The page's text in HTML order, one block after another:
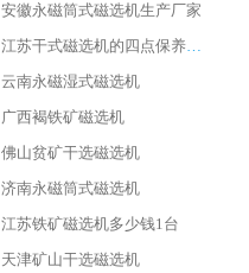
安徽永磁筒式磁选机生产厂家
江苏干式磁选机的四点保养秘籍
云南永磁湿式磁选机
广西褐铁矿磁选机
佛山贫矿干选磁选机
济南永磁筒式磁选机
江苏铁矿磁选机多少钱1台
天津矿山干选磁选机